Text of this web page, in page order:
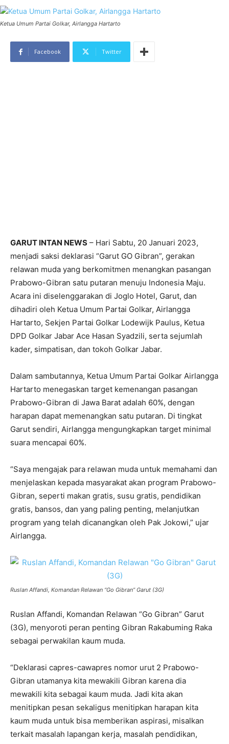
Ketua Umum Partai Golkar, Airlangga Hartarto
Facebook Twitter
GARUT INTAN NEWS – Hari Sabtu, 20 Januari 2023,
menjadi saksi deklarasi “Garut GO Gibran”, gerakan
relawan muda yang berkomitmen menangkan pasangan
Prabowo-Gibran satu putaran menuju Indonesia Maju.
Acara ini diselenggarakan di Joglo Hotel, Garut, dan
dihadiri oleh Ketua Umum Partai Golkar, Airlangga
Hartarto, Sekjen Partai Golkar Lodewijk Paulus, Ketua
DPD Golkar Jabar Ace Hasan Syadzili, serta sejumlah
kader, simpatisan, dan tokoh Golkar Jabar.
Dalam sambutannya, Ketua Umum Partai Golkar Airlangga
Hartarto menegaskan target kemenangan pasangan
Prabowo-Gibran di Jawa Barat adalah 60%, dengan
harapan dapat memenangkan satu putaran. Di tingkat
Garut sendiri, Airlangga mengungkapkan target minimal
suara mencapai 60%.
“Saya mengajak para relawan muda untuk memahami dan
menjelaskan kepada masyarakat akan program Prabowo-
Gibran, seperti makan gratis, susu gratis, pendidikan
gratis, bansos, dan yang paling penting, melanjutkan
program yang telah dicanangkan oleh Pak Jokowi,” ujar
Airlangga.
Ruslan Affandi, Komandan Relawan “Go Gibran” Garut (3G)
Ruslan Affandi, Komandan Relawan “Go Gibran” Garut
(3G), menyoroti peran penting Gibran Rakabuming Raka
sebagai perwakilan kaum muda.
“Deklarasi capres-cawapres nomor urut 2 Prabowo-
Gibran utamanya kita mewakili Gibran karena dia
mewakili kita sebagai kaum muda. Jadi kita akan
menitipkan pesan sekaligus menitipkan harapan kita
kaum muda untuk bisa memberikan aspirasi, misalkan
terkait masalah lapangan kerja, masalah pendidikan,